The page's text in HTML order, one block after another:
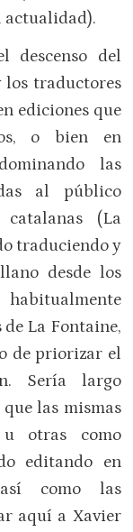
actualidad).
descenso del
los traductores
ediciones que
o bien en
las
al público
(La
traduciendo y
desde los
La Fontaine,
de priorizar el
Sería largo
las mismas
u otras como
editando en
como las
aquí a Xavier